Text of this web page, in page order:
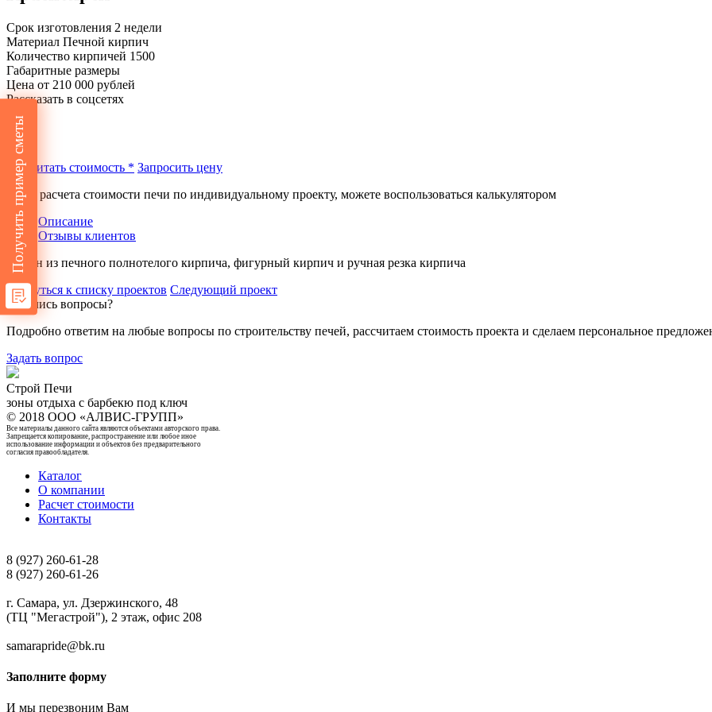
Срок изготовления 2 недели
Материал Печной кирпич
Количество кирпичей 1500
Габаритные размеры
Цена от 210 000 рублей
Рассказать в соцсетях
Рассчитать стоимость * Запросить цену
* Для расчета стоимости печи по индивидуальному проекту, можете воспользоваться калькулятором
Описание
Отзывы клиентов
Камин из печного полнотелого кирпича, фигурный кирпич и ручная резка кирпича
Вернуться к списку проектов Следующий проект
Остались вопросы?
Подробно ответим на любые вопросы по строительству печей, рассчитаем стоимость проекта и сделаем персональное
Задать вопрос
Строй Печи
зоны отдыха с барбекю под ключ
© 2018 ООО «АЛВИС-ГРУПП»
Все материалы данного сайта являются объектами авторского права.
Запрещается копирование, распространение или любое иное
использование информации и объектов без предварительного
согласия правообладателя.
Каталог
О компании
Расчет стоимости
Контакты
8 (927) 260-61-28
8 (927) 260-61-26
г. Самара, ул. Дзержинского, 48
(ТЦ "Мегастрой"), 2 этаж, офис 208
samarapride@bk.ru
Заполните форму
И мы перезвоним Вам
Получить пример сметы